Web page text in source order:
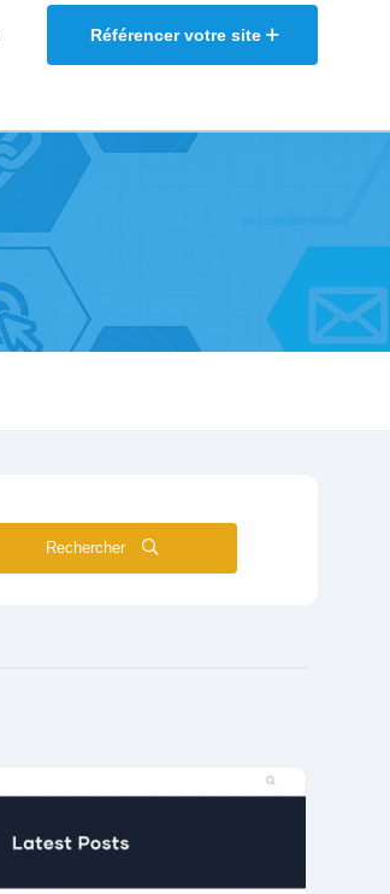
Référencer votre site
Rechercher